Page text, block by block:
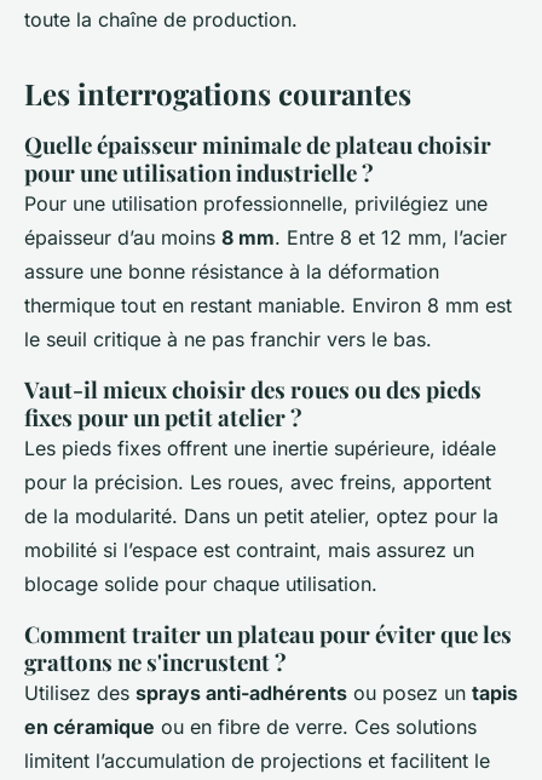
toute la chaîne de production.
Les interrogations courantes
Quelle épaisseur minimale de plateau choisir
pour une utilisation industrielle ?
Pour une utilisation professionnelle, privilégiez une
épaisseur d’au moins 8 mm. Entre 8 et 12 mm, l’acier
assure une bonne résistance à la déformation
thermique tout en restant maniable. Environ 8 mm est
le seuil critique à ne pas franchir vers le bas.
Vaut-il mieux choisir des roues ou des pieds
fixes pour un petit atelier ?
Les pieds fixes offrent une inertie supérieure, idéale
pour la précision. Les roues, avec freins, apportent
de la modularité. Dans un petit atelier, optez pour la
mobilité si l’espace est contraint, mais assurez un
blocage solide pour chaque utilisation.
Comment traiter un plateau pour éviter que les
grattons ne s'incrustent ?
Utilisez des sprays anti-adhérents ou posez un tapis
en céramique ou en fibre de verre. Ces solutions
limitent l’accumulation de projections et facilitent le